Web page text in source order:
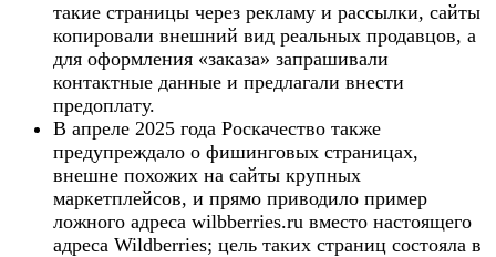
такие страницы через рекламу и рассылки, сайты
копировали внешний вид реальных продавцов, а
для оформления «заказа» запрашивали
контактные данные и предлагали внести
предоплату.
В апреле 2025 года Роскачество также
предупреждало о фишинговых страницах,
внешне похожих на сайты крупных
маркетплейсов, и прямо приводило пример
ложного адреса wilbberries.ru вместо настоящего
адреса Wildberries; цель таких страниц состояла в